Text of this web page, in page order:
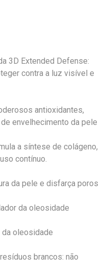
3D Extended Defense:
contra a luz visível e
antioxidantes,
envelhecimento da pele
a síntese de colágeno,
contínuo.
da pele e disfarça poros
da oleosidade
oleosidade
brancos: não